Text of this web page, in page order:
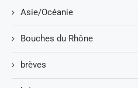
Asie/Océanie
Bouches du Rhône
brèves